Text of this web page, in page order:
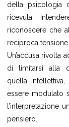
della psicologia
ricevuta…
riconoscere che
reciproca tensione
Un’accusa rivolta
di limitarsi alla
quella
essere modulato
l’interpretazione
pensiero.